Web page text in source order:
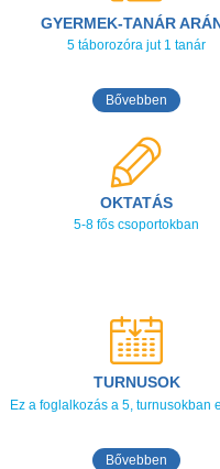
GYERMEK-TANÁR
5 táborozóra jut 1 tanár
Bővebben
OKTATÁS
5-8 fős csoportokban
TURNUSOK
Ez a foglalkozás a 5, turnusokban
Bővebben